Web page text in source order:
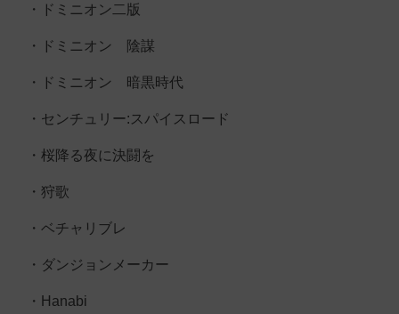
・ドミニオン二版
・ドミニオン 陰謀
・ドミニオン 暗黒時代
・センチュリー:スパイスロード
・桜降る夜に決闘を
・狩歌
・ベチャリブレ
・ダンジョンメーカー
・Hanabi